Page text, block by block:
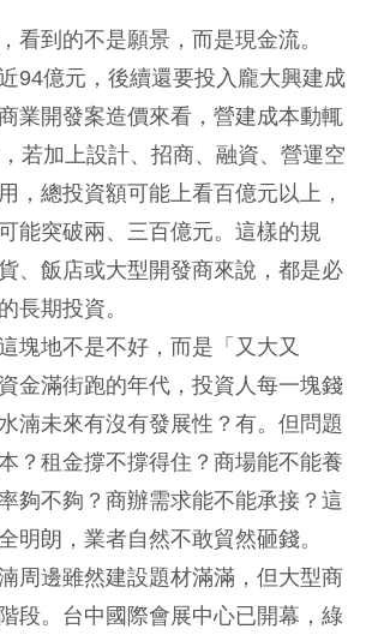
看到的不是願景，而是現金流。
94億元，後續還要投入龐大興建成
業開發案造價來看，營建成本動輒
若加上設計、招商、融資、營運空
，總投資額可能上看百億元以上，
能突破兩、三百億元。這樣的規
、飯店或大型開發商來說，都是必
長期投資。
塊地不是不好，而是「又大又
金滿街跑的年代，投資人每一塊錢
湳未來有沒有發展性？有。但問題
？租金撐不撐得住？商場能不能養
夠不夠？商辦需求能不能承接？這
明朗，業者自然不敢貿然砸錢。
周邊雖然建設題材滿滿，但大型商
段。台中國際會展中心已開幕，綠